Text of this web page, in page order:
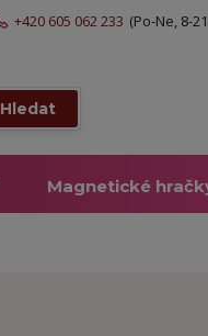
Hledat
+420 605 062 233 (Po-Ne, 8-
Magnetické